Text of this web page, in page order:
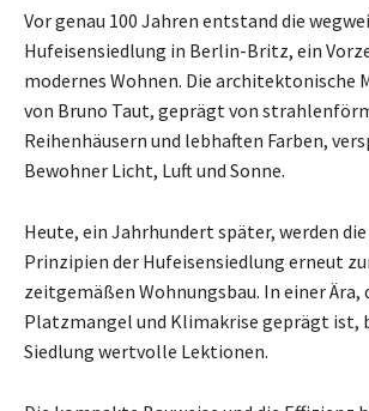
Vor genau 100 Jahren entstand die
Hufeisensiedlung in Berlin-Britz, ein
modernes Wohnen. Die architektonische
von Bruno Taut, geprägt von
Reihenhäusern und lebhaften Farben,
Bewohner Licht, Luft und Sonne.
Heute, ein Jahrhundert später, werden
Prinzipien der Hufeisensiedlung erneut
zeitgemäßen Wohnungsbau. In einer Ära,
Platzmangel und Klimakrise geprägt ist,
Siedlung wertvolle Lektionen.